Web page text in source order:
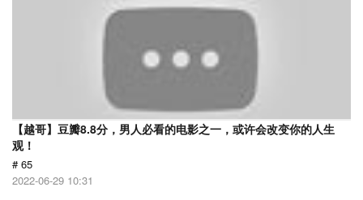
【越哥】豆瓣8.8分，男人必看的电影之一，或许会改变你的人生
观！
# 65
2022-06-29 10:31